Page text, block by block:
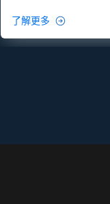
了解更多